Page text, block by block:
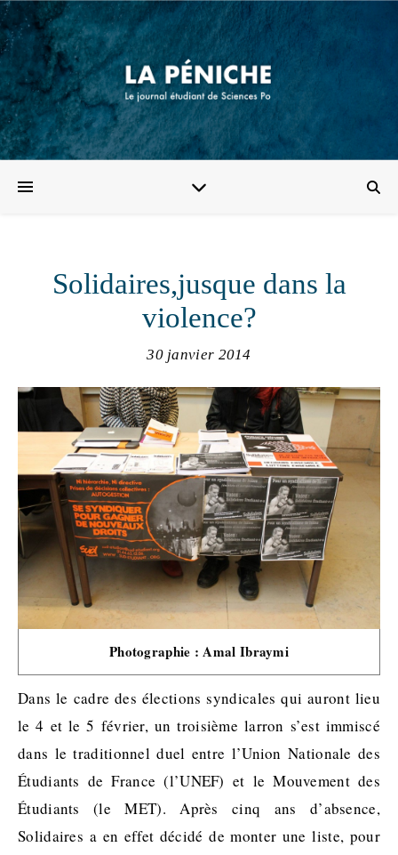
Solidaires,jusque dans la
violence?
30 janvier 2014
Photographie : Amal Ibraymi
Dans le cadre des élections syndicales qui auront lieu
le 4 et le 5 février, un troisième larron s’est immiscé
dans le traditionnel duel entre l’Union Nationale des
Étudiants de France (l’UNEF) et le Mouvement des
Étudiants (le MET). Après cinq ans d’absence,
Solidaires a en effet décidé de monter une liste, pour